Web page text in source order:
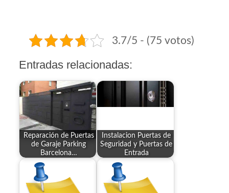
3.7/5 - (75 votos)
Entradas relacionadas:
Reparación de Puertas
de Garaje Parking
Barcelona…
Instalacion Puertas de
Seguridad y Puertas de
Entrada